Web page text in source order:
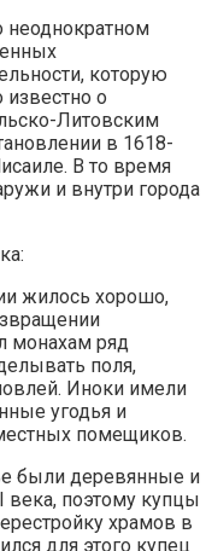
неоднократном
которую
о
Литовским
в 1618-
В то время
и внутри города
жилось хорошо,
монахам ряд
поля,
Иноки имели
угодья и
помещиков.
были деревянные и
века, поэтому купцы
храмов в
для этого купец